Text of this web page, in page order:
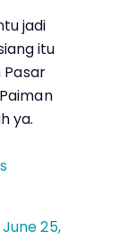
jadi
itu
Pasar
ya.
June 25,